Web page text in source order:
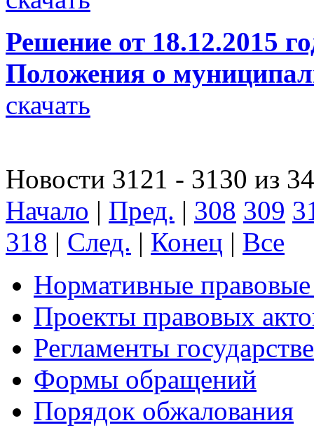
Решение от 18.12.2015
Положения о
скачать
Новости 3121 - 3130 из
Начало | Пред. | 308 309
318 | След. | Конец | Все
Нормативные
Проекты правовых
Регламенты
Формы обращений
Порядок обжалования